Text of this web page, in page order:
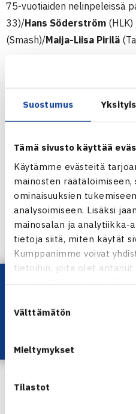
Suostumus
Tämä sivusto käyttää
Käytämme evästeitä
mainosten räätälöimiseen,
ominaisuuksien
analysoimiseen. Lisäksi
mainosalan ja analytiikka-
tietoja siitä, miten käytät
Kumppanimme voivat
tietoihin, joita olet
kun olet käyttänyt heidän
valinta
Välttämätön
Mieltymykset
Tilastot
75-vuotiaiden nelinpeleissä
33)/Hans Söderström (HLK)
(Smash)/Maija-Liisa Pirilä
Väli-ikäluokkien SM-
samanaikaisesti
Midnight Sun by Freja 2020.
klo 9.00.
KAAVIOT & TULOKSET
OTTELUOHJELMA
Turnauksen kuvatunnelmia
sivuilta.
Lataa OmaTennis!